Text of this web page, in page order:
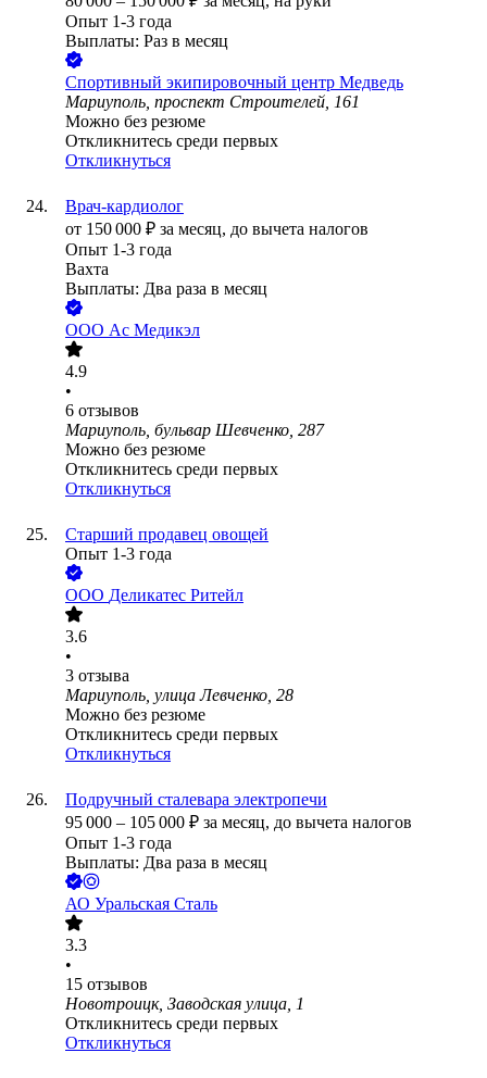
Опыт 1-3 года
Выплаты: Раз в месяц
Спортивный экипировочный центр Медведь
Мариуполь, проспект Строителей, 161
Можно без резюме
Откликнитесь среди первых
Откликнуться
Врач-кардиолог
от 150 000 ₽ за месяц, до вычета налогов
Опыт 1-3 года
Вахта
Выплаты: Два раза в месяц
ООО Ас Медикэл
4.9
•
6 отзывов
Мариуполь, бульвар Шевченко, 287
Можно без резюме
Откликнитесь среди первых
Откликнуться
Старший продавец овощей
Опыт 1-3 года
ООО Деликатес Ритейл
3.6
•
3 отзыва
Мариуполь, улица Левченко, 28
Можно без резюме
Откликнитесь среди первых
Откликнуться
Подручный сталевара электропечи
95 000 – 105 000 ₽ за месяц, до вычета налогов
Опыт 1-3 года
Выплаты: Два раза в месяц
АО Уральская Сталь
3.3
•
15 отзывов
Новотроицк, Заводская улица, 1
Откликнитесь среди первых
Откликнуться